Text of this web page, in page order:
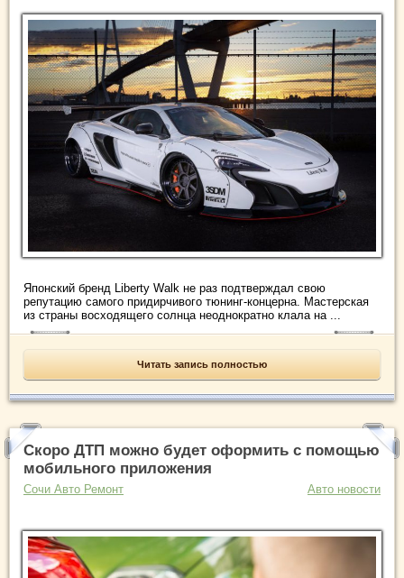
Японский бренд Liberty Walk не раз подтверждал свою
репутацию самого придирчивого тюнинг-концерна. Мастерская
из страны восходящего солнца неоднократно клала на ...
Читать запись полностью
Скоро ДТП можно будет оформить с помощью
мобильного приложения
Сочи Авто Ремонт Авто новости